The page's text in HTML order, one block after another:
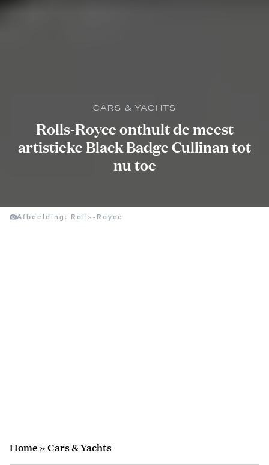
CARS & YACHTS
Rolls-Royce onthult de meest
artistieke Black Badge Cullinan tot
nu toe
Afbeelding: Rolls-Royce
Home»Cars & Yachts